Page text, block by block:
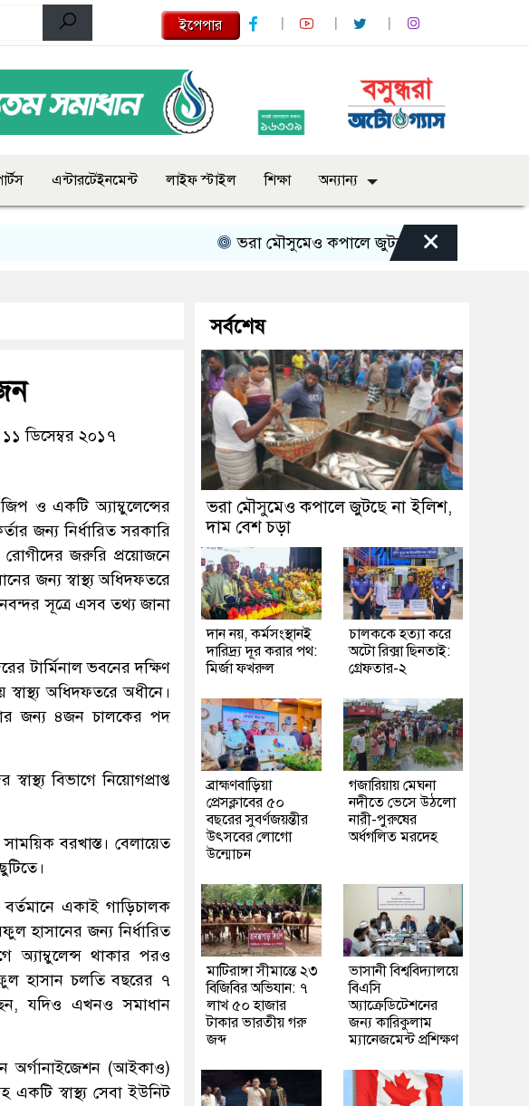
ইপেপার
এন্টারটেইনমেন্ট লাইফ স্টাইল শিক্ষা অন্যান্য
ভরা মৌসুমেও কপালে জুটছে না ইলিশ, দাম বেশ চড়া
×
ডিসেম্বর ২০১৭
ও একটি অ্যাম্বুলেন্সের
জন্য নির্ধারিত সরকারি
জরুরি প্রয়োজনে
জন্য স্বাস্থ্য অধিদফতরে
সূত্রে এসব তথ্য জানা
টার্মিনাল ভবনের দক্ষিণ
অধিদফতরে অধীনে।
জন্য ৪জন চালকের পদ
বিভাগে নিয়োগপ্রাপ্ত
বরখাস্ত। বেলায়েত
বর্তমানে একাই গাড়িচালক
হাসানের জন্য নির্ধারিত
অ্যাম্বুলেন্স থাকার পরও
হাসান চলতি বছরের ৭
যদিও এখনও সমাধান
অর্গানাইজেশন (আইকাও)
একটি স্বাস্থ্য সেবা ইউনিট
সর্বশেষ
ভরা মৌসুমেও কপালে জুটছে না ইলিশ,
দাম বেশ চড়া
দান নয়, কর্মসংস্থানই
দারিদ্র্য দূর করার পথ:
মির্জা ফখরুল
চালককে হত্যা করে
অটো রিক্সা ছিনতাই:
গ্রেফতার-২
ব্রাহ্মণবাড়িয়া
প্রেসক্লাবের ৫০
বছরের সুবর্ণজয়ন্তীর
উৎসবের লোগো
উন্মোচন
গজারিয়ায় মেঘনা
নদীতে ভেসে উঠলো
নারী-পুরুষের
অর্ধগলিত মরদেহ
মাটিরাঙ্গা সীমান্তে ২৩
বিজিবির অভিযান: ৭
লাখ ৫০ হাজার
টাকার ভারতীয় গরু
জব্দ
ভাসানী বিশ্ববিদ্যালয়ে
বিএসি
অ্যাক্রেডিটেশনের
জন্য কারিকুলাম
ম্যানেজমেন্ট প্রশিক্ষণ